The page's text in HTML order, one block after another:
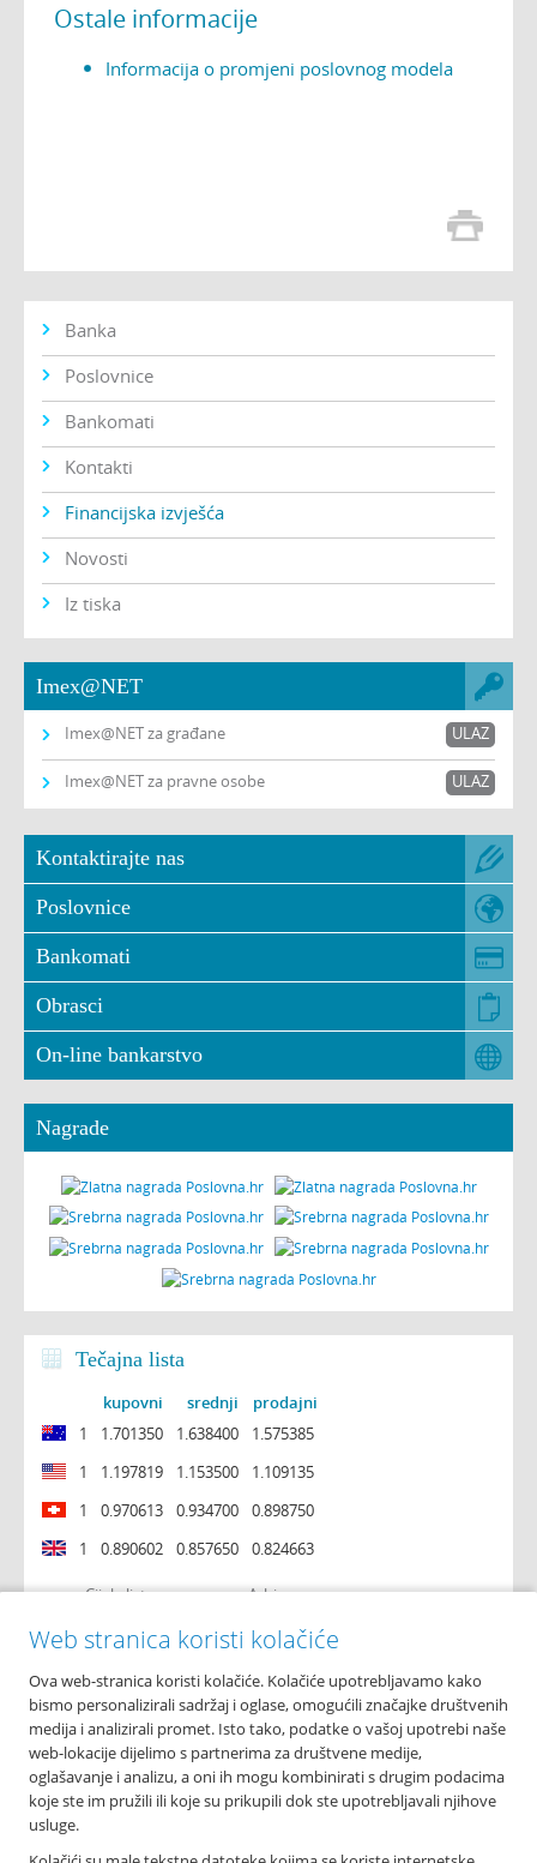
Ostale informacije
Informacija o promjeni poslovnog modela
Banka
Poslovnice
Bankomati
Kontakti
Financijska izvješća
Novosti
Iz tiska
Imex@NET
Imex@NET za građane ULAZ
Imex@NET za pravne osobe ULAZ
Kontaktirajte nas
Poslovnice
Bankomati
Obrasci
On-line bankarstvo
Nagrade
Tečajna lista
kupovni srednji
prodajni
1
1.701350 1.638400
1.575385
1
1.197819 1.153500
1.109135
1
0.970613 0.934700
0.898750
1
0.890602 0.857650 0.824663
Cijela lista Arhiva
O nama
Osnovni podaci
Podružnice i poslovnice
Bankomati
Financijska izvješća
Novosti
Imex banka d.d.
Web stranica koristi kolačiće
Ova web-stranica koristi kolačiće. Kolačiće upotrebljavamo kako
bismo personalizirali sadržaj i oglase, omogućili značajke društvenih
medija i analizirali promet. Isto tako, podatke o vašoj upotrebi naše
web-lokacije dijelimo s partnerima za društvene medije,
oglašavanje i analizu, a oni ih mogu kombinirati s drugim podacima
koje ste im pružili ili koje su prikupili dok ste upotrebljavali njihove
usluge.